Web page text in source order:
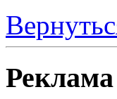
Реклама